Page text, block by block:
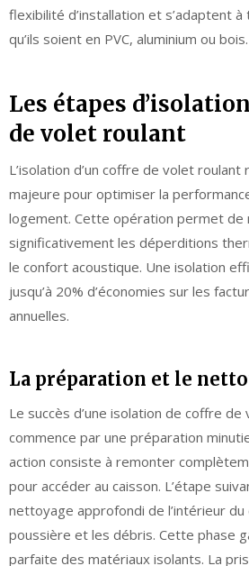
flexibilité d’installation et s’adaptent
qu’ils soient en PVC, aluminium ou bois.
Les étapes
de volet roulant
L’isolation d’un coffre de volet
majeure pour optimiser la
logement. Cette opération permet de
significativement les déperditions
le confort acoustique. Une isolation
jusqu’à 20% d’économies sur les
annuelles.
La préparation et le
Le succès d’une isolation de coffre
commence par une préparation
action consiste à remonter
pour accéder au caisson. L’étape
nettoyage approfondi de l’intérieur
poussière et les débris. Cette phase
parfaite des matériaux isolants. La